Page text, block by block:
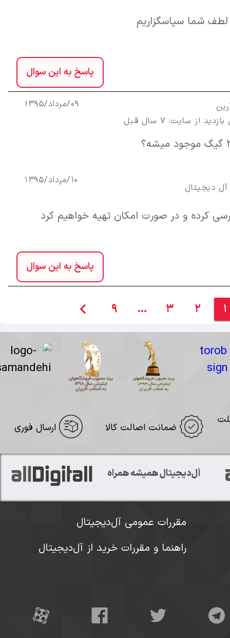
لطف شما سپاسگزاریم
پاسخ به این سوال
از سایت: 7 سال قبل
09/مرداد/1395
آل ديجيتال
10/مرداد/1395
کرده و در صورت امکان تهیه خواهیم کرد
پاسخ به این سوال
1
2
3
…
9
navigate_before
ضمانت اصالت کالا ارسال فوری
آل‌دیجیتال همیشه همراه
مقررات عمومی آل‌دیجیتال
راهنما و مقررات خرید از آل‌دیجیتال